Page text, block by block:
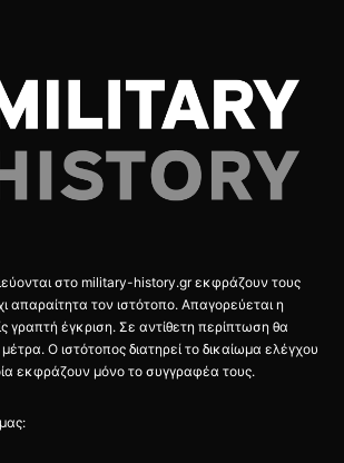
στο military-history.gr εκφράζουν τους
απαραίτητα τον ιστότοπο. Απαγορεύεται η
γραπτή έγκριση. Σε αντίθετη περίπτωση θα
Ο ιστότοπος διατηρεί το δικαίωμα ελέγχου
εκφράζουν μόνο το συγγραφέα τους.